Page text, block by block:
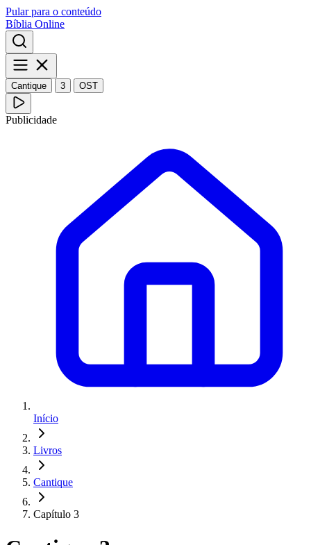
Pular para o conteúdo
Bíblia Online
Cantique 3 OST
Publicidade
Início
Livros
Cantique
Capítulo 3